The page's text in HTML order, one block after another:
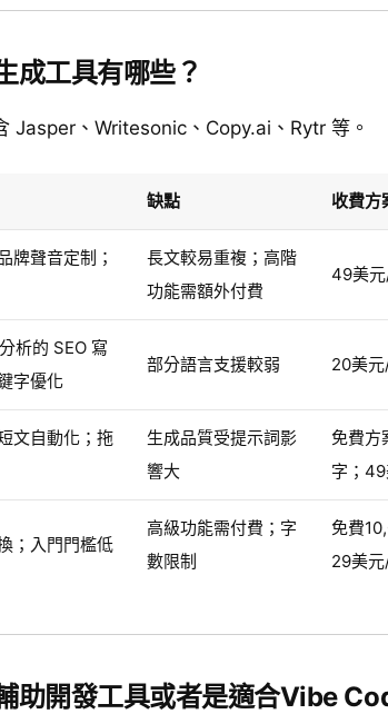
成工具有哪些？
Jasper、Writesonic、Copy.ai、Rytr 等。
缺點 收費方
牌聲音定制；
長文較易重複；高階
功能需額外付費
49美
析的 SEO 寫
字優化
部分語言支援較弱 20美
文自動化；拖
生成品質受提示詞影
響大
免費方
字；
；入門門檻低
高級功能需付費；字
數限制
免費
29美
助開發工具或者是適合Vibe